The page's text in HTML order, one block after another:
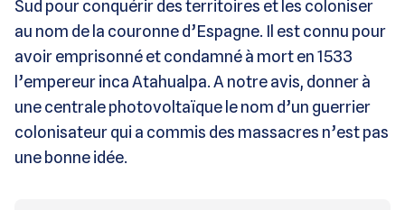
Sud pour conquérir des territoires et les coloniser
au nom de la couronne d’Espagne. Il est connu pour
avoir emprisonné et condamné à mort en 1533
l’empereur inca Atahualpa. A notre avis, donner à
une centrale photovoltaïque le nom d’un guerrier
colonisateur qui a commis des massacres n’est pas
une bonne idée.